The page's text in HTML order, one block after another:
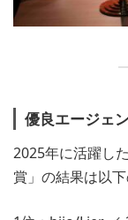
優良エージェ
2025年に活躍し
賞」の結果は以下